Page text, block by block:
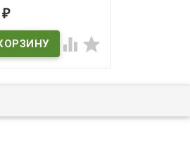
₽
 
to the Sea